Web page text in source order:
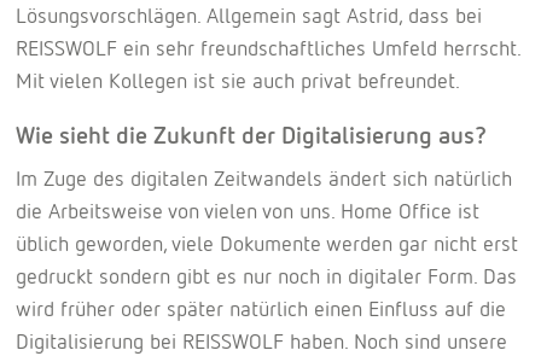
Lösungsvorschlägen. Allgemein sagt Astrid, dass bei
REISSWOLF ein sehr freundschaftliches Umfeld herrscht.
Mit vielen Kollegen ist sie auch privat befreundet.
Wie sieht die Zukunft der Digitalisierung aus?
Im Zuge des digitalen Zeitwandels ändert sich natürlich
die Arbeitsweise von vielen von uns. Home Office ist
üblich geworden, viele Dokumente werden gar nicht erst
gedruckt sondern gibt es nur noch in digitaler Form. Das
wird früher oder später natürlich einen Einfluss auf die
Digitalisierung bei REISSWOLF haben. Noch sind unsere